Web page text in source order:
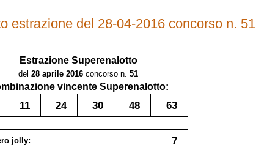
estrazione del 28-04-2016 concorso n. 51
Estrazione Superenalotto
del 28 aprile 2016 concorso n. 51
vincente Superenalotto:
11 24 30 48 63
jolly: 7